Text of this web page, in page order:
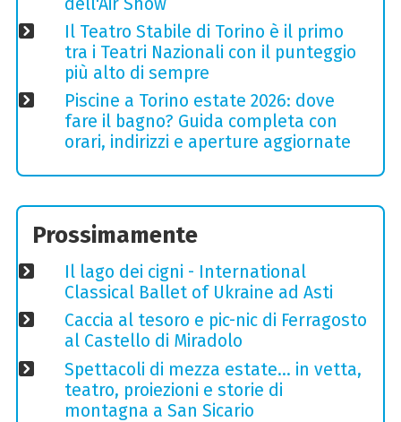
dell'Air Show
Il Teatro Stabile di Torino è il primo
tra i Teatri Nazionali con il punteggio
più alto di sempre
Piscine a Torino estate 2026: dove
fare il bagno? Guida completa con
orari, indirizzi e aperture aggiornate
Prossimamente
Il lago dei cigni - International
Classical Ballet of Ukraine ad Asti
Caccia al tesoro e pic-nic di Ferragosto
al Castello di Miradolo
Spettacoli di mezza estate… in vetta,
teatro, proiezioni e storie di
montagna a San Sicario